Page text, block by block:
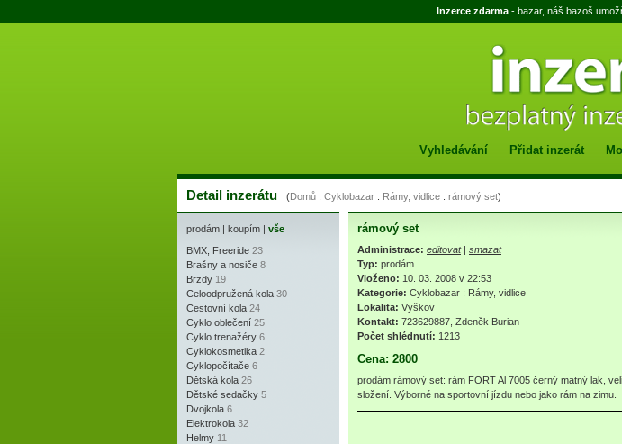
Inzerce zdarma - bazar, náš bazoš
Vyhledávání Přidat inzerát
Detail inzerátu (Domů : Cyklobazar : Rámy, vidlice : rámový set)
prodám | koupím | vše
BMX, Freeride 23
Brašny a nosiče 8
Brzdy 19
Celoodpružená kola 30
Cestovní kola 24
Cyklo oblečení 25
Cyklo trenažéry 6
Cyklokosmetika 2
Cyklopočítače 6
Dětská kola 26
Dětské sedačky 5
Dvojkola 6
Elektrokola 32
Helmy 11
rámový set
Administrace: editovat| smazat
Typ: prodám
Vloženo: 10. 03. 2008 v 22:53
Kategorie: Cyklobazar : Rámy, vidlice
Lokalita: Vyškov
Kontakt: 723629887, Zdeněk Burian
Počet shlédnutí: 1213
Cena: 2800
prodám rámový set: rám FORT Al 7005 černý matný lak,
složení. Výborné na sportovní jízdu nebo jako rám na zimu.